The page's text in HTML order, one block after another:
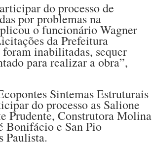
do processo de
por problemas na
o funcionário Wagner
da Prefeitura
inabilitadas, sequer
para realizar a obra”,
Sintemas Estruturais
do processo as Salione
Prudente, Construtora Molina
Bonifácio e San Pio
Paulista.